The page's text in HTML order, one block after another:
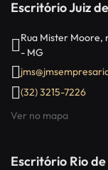
Escritório Juiz
Rua Mister Moore,
- MG
(32) 3215-7226
Ver no mapa
Escritório Rio